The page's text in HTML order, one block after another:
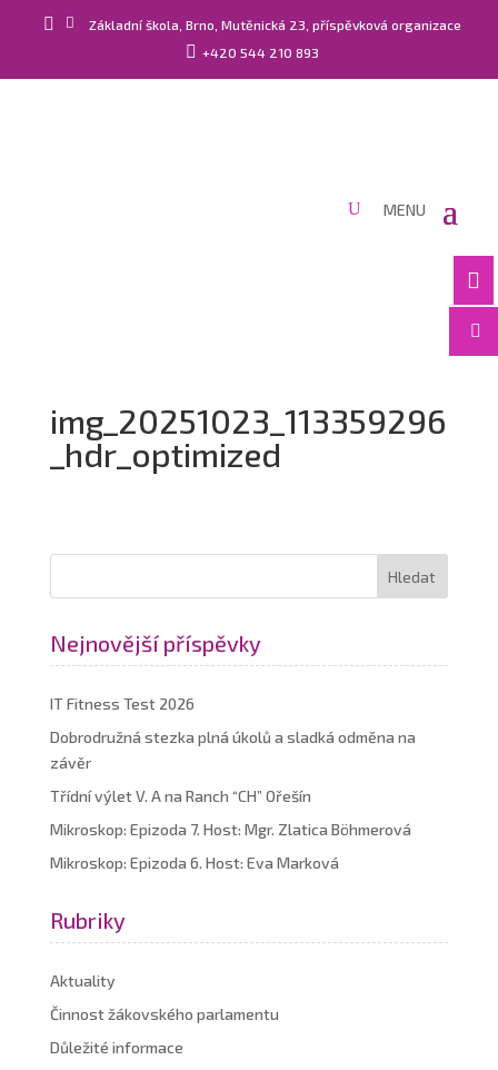
  Základní škola, Brno, Mutěnická 23, příspěvková organizace
 +420 544 210 893


img_20251023_113359296
_hdr_optimized
Nejnovější příspěvky
IT Fitness Test 2026
Dobrodružná stezka plná úkolů a sladká odměna na
závěr
Třídní výlet V. A na Ranch “CH” Ořešín
Mikroskop: Epizoda 7. Host: Mgr. Zlatica Böhmerová
Mikroskop: Epizoda 6. Host: Eva Marková
Rubriky
Aktuality
Činnost žákovského parlamentu
Důležité informace